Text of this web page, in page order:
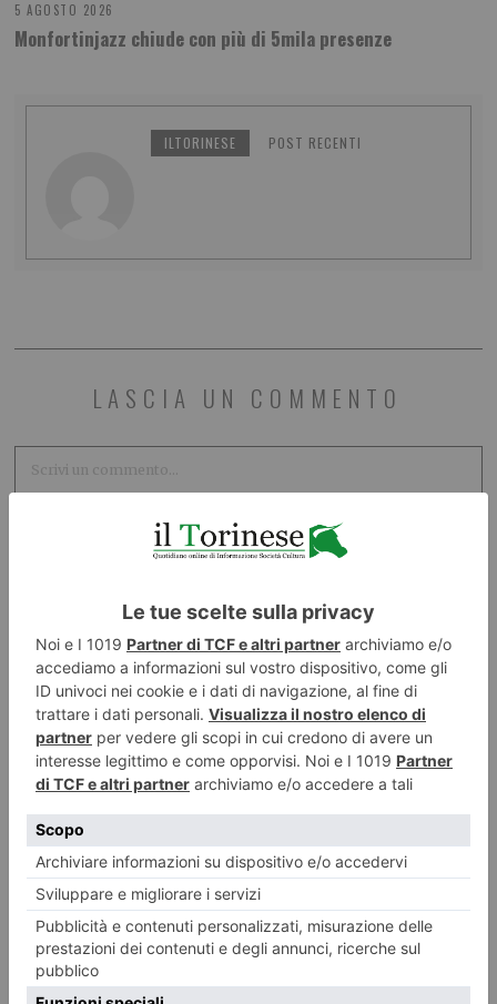
5 AGOSTO 2026
Monfortinjazz chiude con più di 5mila presenze
ILTORINESE POST RECENTI
LASCIA UN COMMENTO